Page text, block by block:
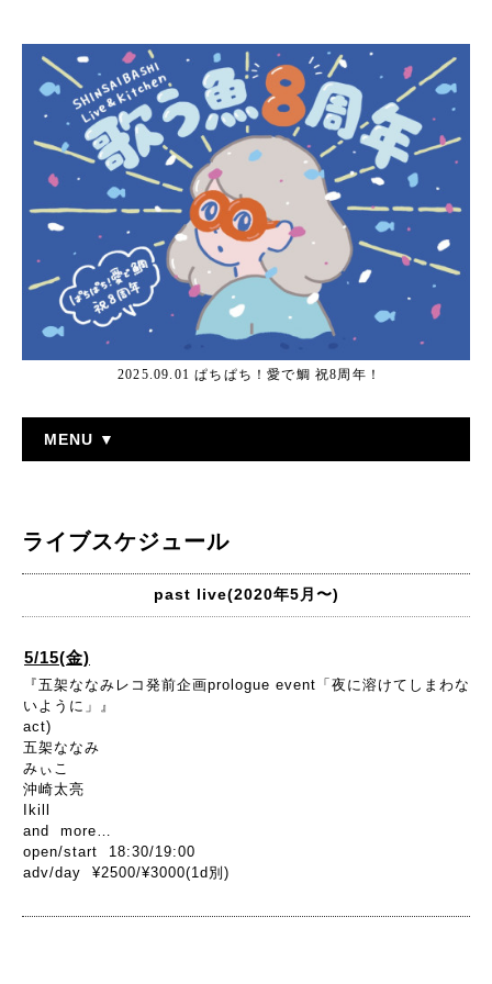
2025.09.01 ぱちぱち！愛で鯛 祝8周年！
MENU ▼
ライブスケジュール
past live(2020年5月〜)
5/15(金)
『五架ななみレコ発前企画prologue event「夜に溶けてしまわな
いように」』
act)
五架ななみ
みぃこ
沖崎太亮
Ikill
and more…
open/start 18:30/19:00
adv/day ¥2500/¥3000(1d別)